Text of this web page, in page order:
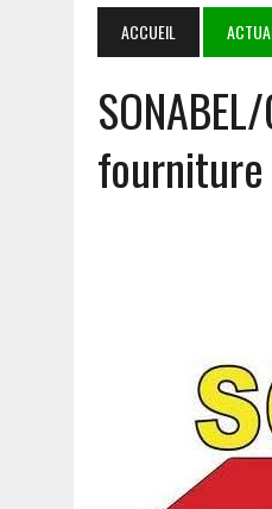
5 AOÛT 2026 |
8 AOÛT 2026 |
TERRAIN
ACCUEIL